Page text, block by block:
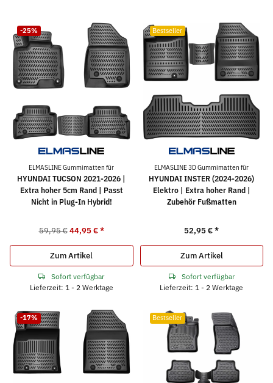
-25%
ELMASLINE Gummimatten für
HYUNDAI TUCSON 2021-2026 |
Extra hoher 5cm Rand | Passt
Nicht in Plug-In Hybrid!
59,95 € 44,95 €*
Zum Artikel
Sofort verfügbar
Lieferzeit: 1 - 2 Werktage
Bestseller
ELMASLINE 3D Gummimatten für
HYUNDAI INSTER (2024-2026)
Elektro | Extra hoher Rand |
Zubehör Fußmatten
52,95 €*
Zum Artikel
Sofort verfügbar
Lieferzeit: 1 - 2 Werktage
-17% Bestseller